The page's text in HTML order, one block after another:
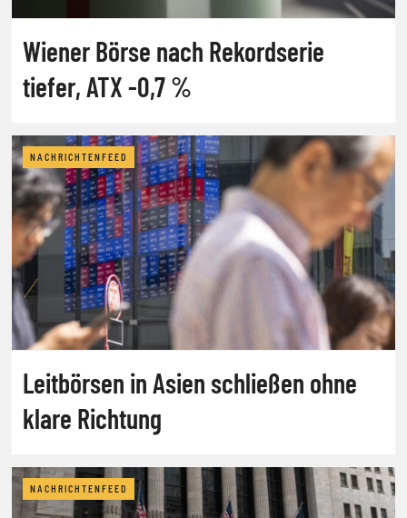
Wiener Börse nach Rekordserie
tiefer, ATX -0,7 %
NACHRICHTENFEED
Leitbörsen in Asien schließen ohne
klare Richtung
NACHRICHTENFEED